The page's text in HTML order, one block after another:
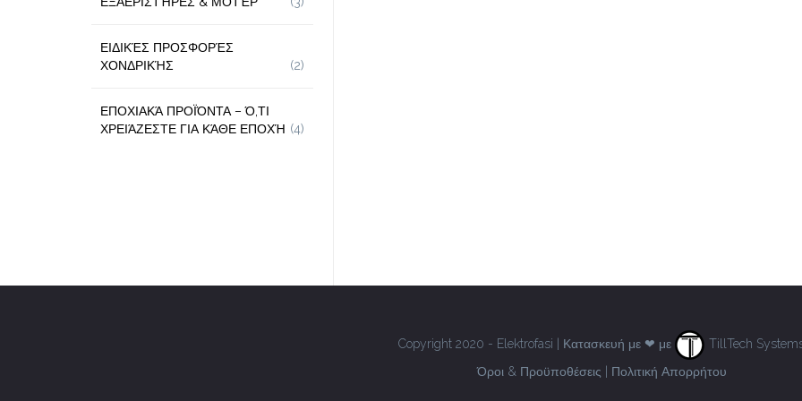
ΕΙΔΙΚΈΣ ΠΡΟΣΦΟΡΈΣ
ΧΟΝΔΡΙΚΉΣ
(2)
ΕΠΟΧΙΑΚΆ ΠΡΟΪΌΝΤΑ – Ό,ΤΙ
ΧΡΕΙΆΖΕΣΤΕ ΓΙΑ ΚΆΘΕ ΕΠΟΧΉ (4)
Copyright 2020 - Elektrofasi | Κατασκευή με ❤ με
TillTech
Όροι & Προϋποθέσεις
Πολιτική Απορρήτου